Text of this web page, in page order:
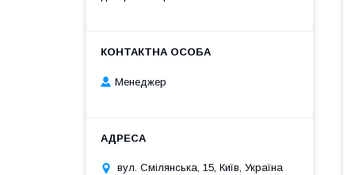
Менеджер
вул. Смілянська, 15, Київ, Україна